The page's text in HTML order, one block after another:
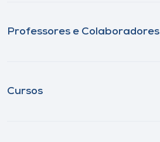
Professores e Colaboradores
Cursos